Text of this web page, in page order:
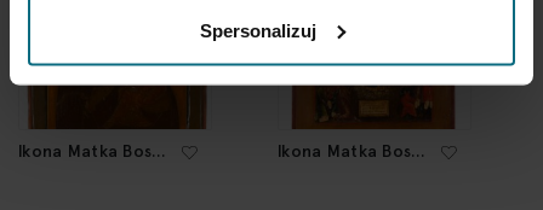
Spersonalizuj
Ikona Matka Boska
Ikona Matka Boska